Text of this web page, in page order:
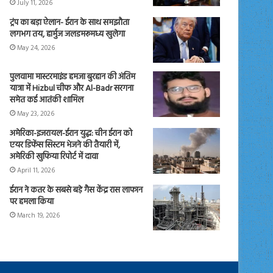
July 11, 2026
ट्रंप का बड़ा ऐलान- ईरान के साथ समझौता
लगभग तय, हार्मुज जलडमरूमध्य खुलेगा
May 24, 2026
पुलवामा मास्टरमाइंड हमजा बुरहान की अंतिम
यात्रा में Hizbul चीफ और Al-Badr सरगना
समेत कई आतंकी शामिल
May 23, 2026
अमेरिका-इजरायल-ईरान युद्ध: चीन ईरान को
एयर डिफेंस सिस्टम भेजने की तैयारी में,
अमेरिकी खुफिया रिपोर्ट में दावा
April 11, 2026
ईरान ने कतर के सबसे बड़े गैस केंद्र रास लाफान
पर हमला किया
March 19, 2026